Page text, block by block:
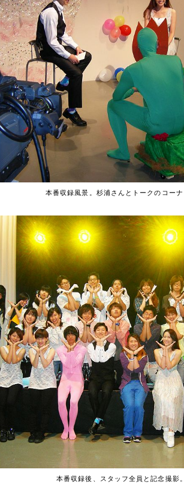
本番収録風景。杉浦さんとトークのコー
本番収録後、スタッフ全員と記念撮影